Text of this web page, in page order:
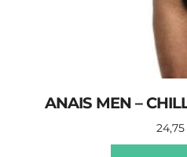
ANAIS MEN –
24,75